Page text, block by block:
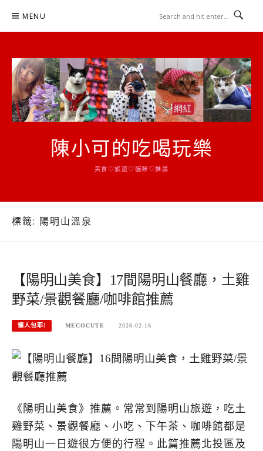
MENU
陳小可的吃喝玩樂
美食♡旅遊♡貓咪♡推薦
標籤: 陽明山溫泉
【陽明山美食】17間陽明山餐廳，土雞
野菜/景觀餐廳/咖啡館推薦
懶人包耶! MECOCUTE 2026-02-16
《陽明山美食》推薦。常常到陽明山旅遊，吃土
雞野菜、景觀餐廳、小吃、下午茶、咖啡館都是
陽明山一日遊很方便的行程。此篇推薦北投區及